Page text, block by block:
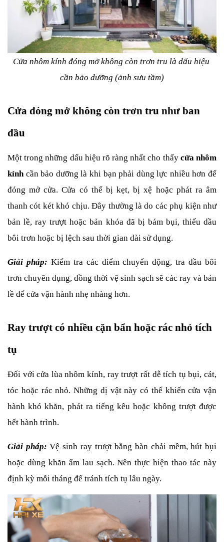
Cửa nhôm kính đóng mở không còn trơn tru là dấu hiệu
cần bảo dưỡng (ảnh sưu tầm)
Cửa đóng mở không còn trơn tru như ban
đầu
Một trong những dấu hiệu rõ ràng nhất cho thấy cửa nhôm
kính cần bảo dưỡng là khi bạn phải dùng lực nhiều hơn để
đóng mở cửa. Cửa có thể bị kẹt, bị xệ hoặc phát ra âm
thanh cót két khó chịu. Đây thường là do các phụ kiện như
bản lề, ray trượt hoặc bản khóa đã bị bám bụi, thiếu dầu
bôi trơn hoặc bị lệch sau thời gian dài sử dụng.
Giải pháp: Kiểm tra các điểm chuyển động, tra dầu bôi
trơn chuyên dụng, đồng thời vệ sinh sạch sẽ các ray và bản
lề để cửa vận hành nhẹ nhàng hơn.
Ray trượt có nhiều cặn bẩn hoặc rác nhỏ tích
tụ
Đối với cửa lùa nhôm kính, ray trượt rất dễ tích tụ bụi, cát,
tóc hoặc rác nhỏ. Những dị vật này có thể khiến cửa vận
hành khó khăn, phát ra tiếng kêu hoặc không trượt được
hết hành trình.
Giải pháp: Vệ sinh ray trượt bằng bàn chải mềm, hút bụi
hoặc dùng khăn ẩm lau sạch. Nên thực hiện thao tác này
định kỳ mỗi tháng để tránh tích tụ lâu ngày.